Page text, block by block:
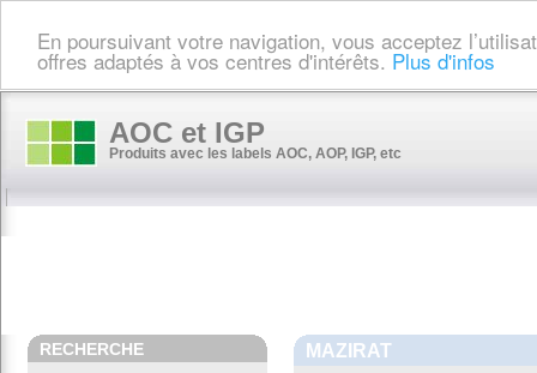
En poursuivant votre navigation, vous acceptez
offres adaptés à vos centres d'intérêts. Plus d'infos
AOC et IGP
Produits avec les labels AOC, AOP, IGP, etc
RECHERCHE MAZIRAT